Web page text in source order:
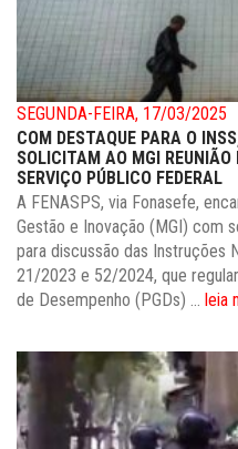
SEGUNDA-FEIRA, 17/03/2025
COM DESTAQUE PARA O
SOLICITAM AO MGI REUNIÃO
SERVIÇO PÚBLICO FEDERAL
A FENASPS, via Fonasefe,
Gestão e Inovação (MGI) com
para discussão das Instruções
21/2023 e 52/2024, que
de Desempenho (PGDs) ... leia